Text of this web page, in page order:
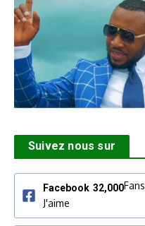
Suivez nous sur
Facebook 32,000Fans
J'aime